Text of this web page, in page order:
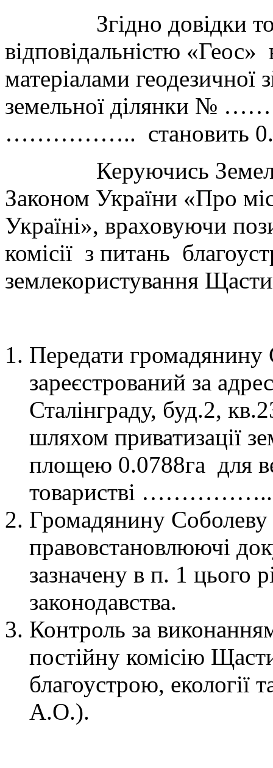
Згідно довідки
відповідальністю
матеріалами
земельної ділянки №
…………….. становить
Керуючись
Законом України «Про
Україні», враховуючи
комісії з питань
землекористування
Передати
зареєстрований за
Сталінграду, буд.2,
шляхом
площею 0.0788га для
товаристві
Громадянину
правовстановлюючі
зазначену в п. 1 цього
законодавства.
Контроль за
постійну комісію
благоустрою,
А.О.).